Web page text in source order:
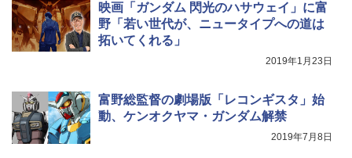
映画「ガンダム 閃光のハサウェイ」に富
野「若い世代が、ニュータイプへの道は
拓いてくれる」
2019年1月23日
富野総監督の劇場版「レコンギスタ」始
動、ケンオクヤマ・ガンダム解禁
2019年7月8日